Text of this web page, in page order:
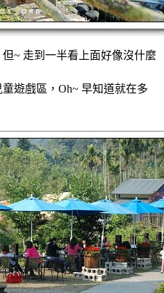
~ 走到一半看上面好像沒什麼
遊戲區，Oh~ 早知道就在多